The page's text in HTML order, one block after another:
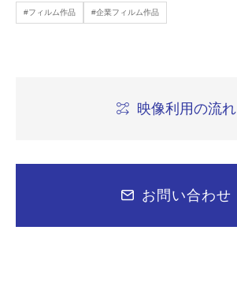
#フィルム作品 #企業フィルム作品
映像利用の流れ
お問い合わせ